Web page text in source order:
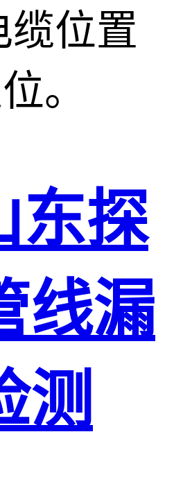
缆位置
。
东探
线漏
测